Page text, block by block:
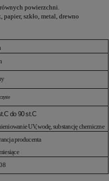
powierzchni.
szkło, metal, drewno
do 90 st.C
UV, wodę, substancję chemiczne
producenta